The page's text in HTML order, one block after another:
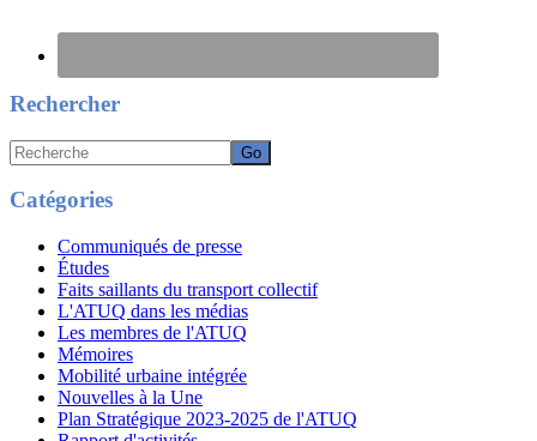
Rechercher
Recherche
Catégories
Communiqués de presse
Études
Faits saillants du transport collectif
L'ATUQ dans les médias
Les membres de l'ATUQ
Mémoires
Mobilité urbaine intégrée
Nouvelles à la Une
Plan Stratégique 2023-2025 de l'ATUQ